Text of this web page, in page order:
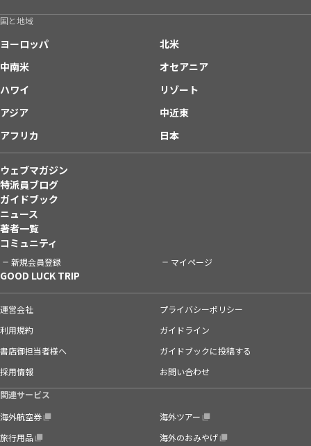
国と地域
ヨーロッパ
北米
中南米
オセアニア
ハワイ
リゾート
アジア
中近東
アフリカ
日本
ウェブマガジン
特派員ブログ
ガイドブック
ニュース
著者一覧
コミュニティ
新規会員登録 マイページ
GOOD LUCK TRIP
運営会社
プライバシーポリシー
利用規約
ガイドライン
書店御担当者様へ
ガイドブックに投稿する
採用情報
お問い合わせ
関連サービス
海外航空券
海外ツアー
旅行用品
海外のおみやげ